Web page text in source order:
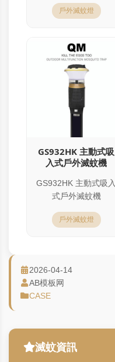
戶外滅蚊燈
GS932HK 主動式吸
入式戶外滅蚊機
GS932HK 主動式吸入
式戶外滅蚊機
戶外滅蚊燈
2026-04-14
AB模板网
CASE
滅蚊資訊